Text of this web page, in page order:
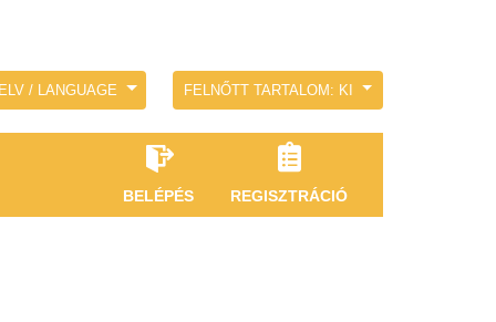
/ LANGUAGE FELNŐTT TARTALOM: KI
BELÉPÉS REGISZTRÁCIÓ